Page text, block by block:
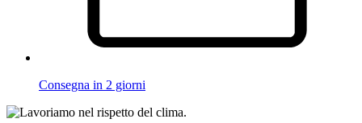
Consegna in 2 giorni